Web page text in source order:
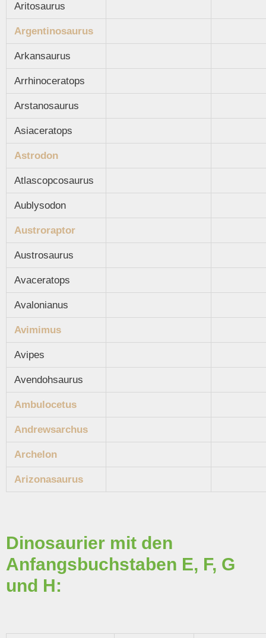
Aritosaurus
Argentinosaurus
Arkansaurus
Arrhinoceratops
Arstanosaurus
Asiaceratops
Astrodon
Atlascopcosaurus
Aublysodon
Austroraptor
Austrosaurus
Avaceratops
Avalonianus
Avimimus
Avipes
Avendohsaurus
Ambulocetus
Andrewsarchus
Archelon
Arizonasaurus
Dinosaurier mit den
Anfangsbuchstaben E, F, G
und H: